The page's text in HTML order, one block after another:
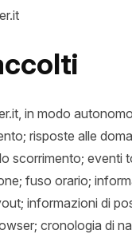
in modo
risposte alle
scorrimento;
fuso orario;
informazioni di
cronologia di